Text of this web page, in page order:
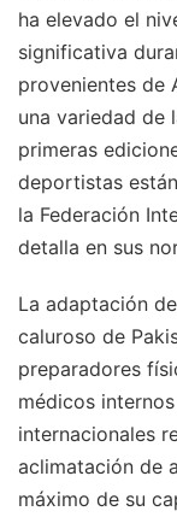
ha elevado el
significativa
provenientes de
una variedad de
primeras
deportistas
la Federación
detalla en sus
La adaptación
caluroso de
preparadores
médicos
internacionales
aclimatación de
máximo de su